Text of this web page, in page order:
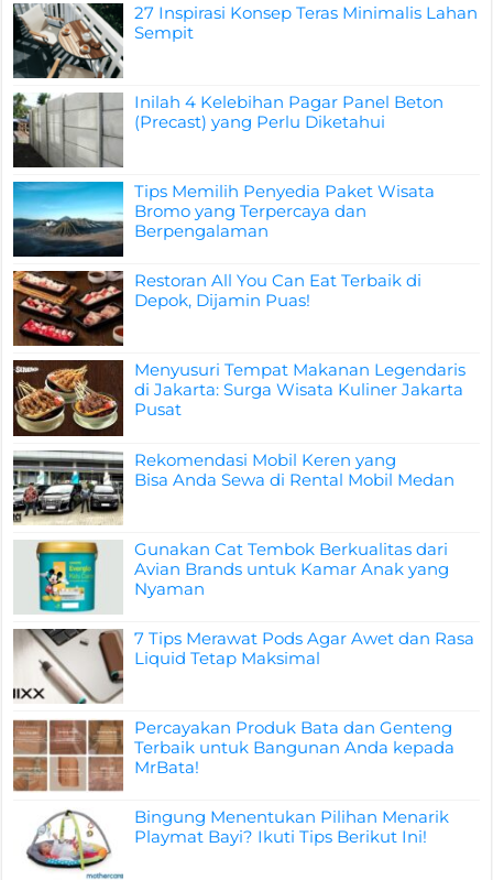
27 Inspirasi Konsep Teras Minimalis Lahan
Sempit
Inilah 4 Kelebihan Pagar Panel Beton
(Precast) yang Perlu Diketahui
Tips Memilih Penyedia Paket Wisata
Bromo yang Terpercaya dan
Berpengalaman
Restoran All You Can Eat Terbaik di
Depok, Dijamin Puas!
Menyusuri Tempat Makanan Legendaris
di Jakarta: Surga Wisata Kuliner Jakarta
Pusat
Rekomendasi Mobil Keren yang
Bisa Anda Sewa di Rental Mobil Medan
Gunakan Cat Tembok Berkualitas dari
Avian Brands untuk Kamar Anak yang
Nyaman
7 Tips Merawat Pods Agar Awet dan Rasa
Liquid Tetap Maksimal
Percayakan Produk Bata dan Genteng
Terbaik untuk Bangunan Anda kepada
MrBata!
Bingung Menentukan Pilihan Menarik
Playmat Bayi? Ikuti Tips Berikut Ini!